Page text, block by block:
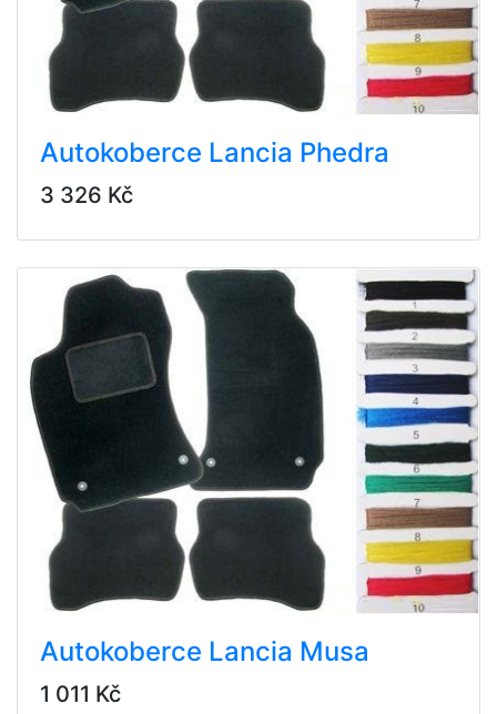
Autokoberce Lancia Phedra
3 326 Kč
Autokoberce Lancia Musa
1 011 Kč